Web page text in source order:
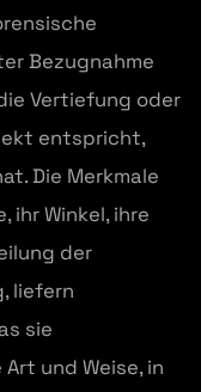
Bezugnahme
Vertiefung oder
entspricht,
Die Merkmale
ihr Winkel, ihre
der
liefern
sie
und Weise, in